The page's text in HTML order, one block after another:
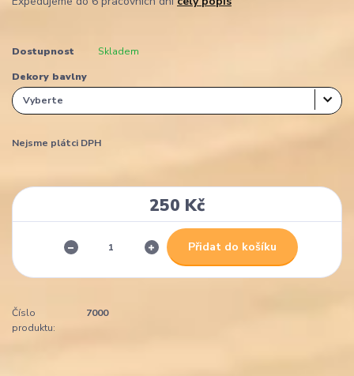
Dostupnost Skladem
Dekory bavlny
Nejsme plátci DPH
250 Kč
Přidat do košíku
Číslo
produktu:
7000